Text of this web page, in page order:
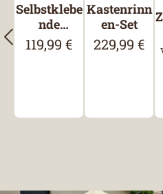
Selbstklebe
nde
Bitumen-
Dachbahn
Regulärer Preis:
119,99 €
Kastenrinn
en-Set
Regulärer
229,99 €